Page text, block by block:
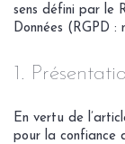
sens défini par le
Données (RGPD :
1.
En vertu de
pour la confiance